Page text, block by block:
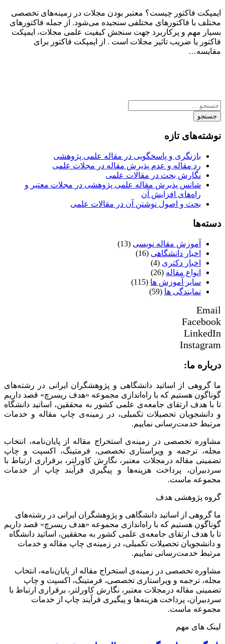
ایمپکت فاکتور چیست؟ معتبر بودن مجلات در زمینه‌های تخصصی
مختلف با فاکتورهای مختلفی سنجیده می‌شود. از جمله فاکتورهای
بسیار مهم و پرکاربرد جهت سنجش کیفیت علمی مجلات، ایمپکت
فاکتور یا ضریب تاثیر مجلات است . از ایمپکت فاکتور برای
مقایسه…
جستجو
نوشته‌های تازه
بازنگری و پاسخگویی در مقاله علمی پژوهشی
رد مقاله و عدم پذیرش مقاله در مجلات علمی
نگارش بحث در مقالات علمی
شانس پذیرش مقاله علمی پژوهشی در مجلات معتبر و
راه‌های افزایش آن
بحث و اصول نوشتن آن در مقالات علمی
دسته‌ها
آموزش مقاله نویسی (13)
اخبار دانشگاهی (16)
اخبار دکتری (4)
انواع مقاله (26)
سایر آموزش ها (115)
نمایندگی ها (59)
Email
Facebook
LinkedIn
Instagram
درباره ما:
ما گروهی از اساتید دانشگاهی و پژوهشگران ایرانی در رشته‌های
گوناگون هستیم که با راه‌اندازی مجموعه «هدف ریسرچ» قصد داریم
تا با هدف ارتقای جامعه‌ی علمی کشور به محققین، اساتید دانشگاه
و دانشجویان تحصیلات تکمیلی، در زمینه‌ی چاپ مقاله و خدمات
مرتبط خدمت‌رسانی نماییم.
مشاوره تخصصی در زمینه‌ی استخراج مقاله از پایان‌نامه، انتخاب
مجله، ترجمه و ویراستاری تخصصی، فرمتینگ، اکسپت و چاپ
تضمینی مقاله درمجلات معتبر، نگارش کاورلتر، برقراری ارتباط با
سردبیران، پرداخت هزینه‌ها و پیگیری فرآیند چاپ از خدمات
مجموعه ماست.
گروه پژوهشی هدف
ما گروهی از اساتید دانشگاهی و پژوهشگران ایرانی در رشته‌های
گوناگون هستیم که با راه‌اندازی مجموعه «هدف ریسرچ» قصد داریم
تا با هدف ارتقای جامعه‌ی علمی کشور به محققین، اساتید دانشگاه
و دانشجویان تحصیلات تکمیلی، در زمینه‌ی چاپ مقاله و خدمات
مرتبط خدمت‌رسانی نماییم.
مشاوره تخصصی در زمینه‌ی استخراج مقاله از پایان‌نامه، انتخاب
مجله، ترجمه و ویراستاری تخصصی، فرمتینگ، اکسپت و چاپ
تضمینی مقاله درمجلات معتبر، نگارش کاورلتر، برقراری ارتباط با
سردبیران، پرداخت هزینه‌ها و پیگیری فرآیند چاپ از خدمات
مجموعه ماست.
لینک های مهم